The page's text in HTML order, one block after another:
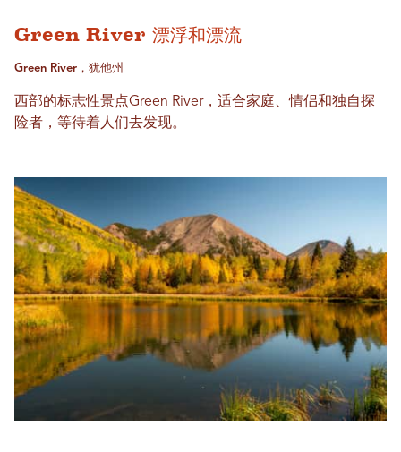
Green River 漂浮和漂流
Green River，犹他州
西部的标志性景点Green River，适合家庭、情侣和独自探
险者，等待着人们去发现。